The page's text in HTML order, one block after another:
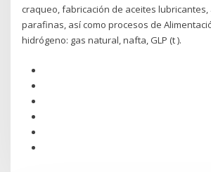
craqueo, fabricación de aceites
parafinas, así como procesos de
hidrógeno: gas natural, nafta, GLP (t ).